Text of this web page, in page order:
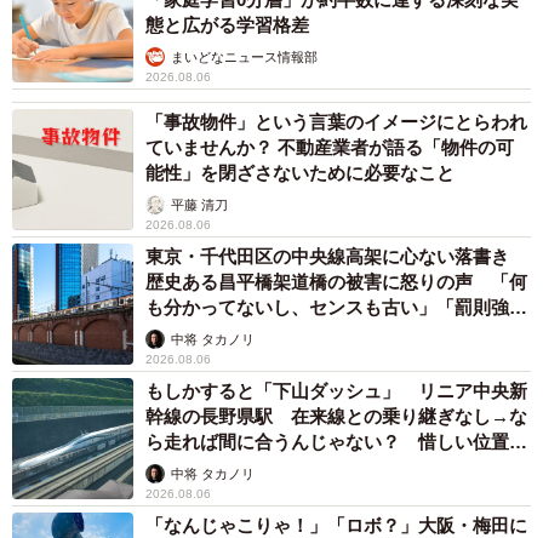
態と広がる学習格差
まいどなニュース情報部
2026.08.06
「事故物件」という言葉のイメージにとらわれ
ていませんか？ 不動産業者が語る「物件の可
能性」を閉ざさないために必要なこと
平藤 清刀
2026.08.06
東京・千代田区の中央線高架に心ない落書き
歴史ある昌平橋架道橋の被害に怒りの声 「何
も分かってないし、センスも古い」「罰則強化
して」中将 タカノリ
2026.08.06
もしかすると「下山ダッシュ」 リニア中央新
幹線の長野県駅 在来線との乗り継ぎなし→な
ら走れば間に合うんじゃない？ 惜しい位置関
係が反響
中将 タカノリ
2026.08.06
「なんじゃこりゃ！」「ロボ？」大阪・梅田に